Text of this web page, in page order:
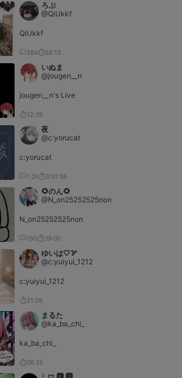
ろぷ
@QiUkkf
QiUkkf
284 58:13
いぬま
@jougen__n
jougen__n's Live
12:39
夜
@c:yorucat
c:yorucat
1.2k 3:01:58
🌻のん🌻
@N_on25252525non
N_on25252525non
190 39:00
ゆいは🤍🏹
@c:yuiyui_1212
c:yuiyui_1212
21:26
まるた
@ka_ba_chi_
ka_ba_chi_
06:25